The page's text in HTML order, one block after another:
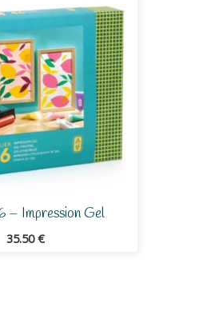
– Impression Gel
35.50€